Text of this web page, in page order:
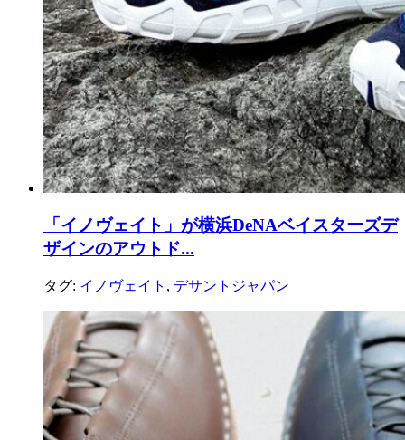
「イノヴェイト」が横浜DeNAベイスターズデ
ザインのアウトド...
タグ: イノヴェイト , デサントジャパン